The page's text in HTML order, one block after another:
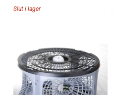
Slut i lager